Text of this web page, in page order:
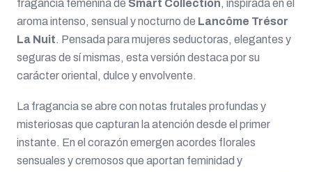
fragancia femenina de Smart Collection, inspirada en el
aroma intenso, sensual y nocturno de Lancôme Trésor
La Nuit. Pensada para mujeres seductoras, elegantes y
seguras de sí mismas, esta versión destaca por su
carácter oriental, dulce y envolvente.
La fragancia se abre con notas frutales profundas y
misteriosas que capturan la atención desde el primer
instante. En el corazón emergen acordes florales
sensuales y cremosos que aportan feminidad y